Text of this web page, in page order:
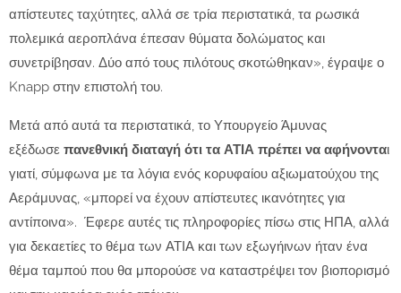
απίστευτες ταχύτητες, αλλά σε τρία περιστατικά, τα ρωσικά
πολεμικά αεροπλάνα έπεσαν θύματα δολώματος και
συνετρίβησαν. Δύο από τους πιλότους σκοτώθηκαν», έγραψε ο
Knapp στην επιστολή του.
Μετά από αυτά τα περιστατικά, το Υπουργείο Άμυνας
εξέδωσε πανεθνική διαταγή ότι τα ΑΤΙΑ πρέπει να αφήνονται
γιατί, σύμφωνα με τα λόγια ενός κορυφαίου αξιωματούχου της
Αεράμυνας, «μπορεί να έχουν απίστευτες ικανότητες για
αντίποινα». Έφερε αυτές τις πληροφορίες πίσω στις ΗΠΑ, αλλά
για δεκαετίες το θέμα των ΑΤΙΑ και των εξωγήινων ήταν ένα
θέμα ταμπού που θα μπορούσε να καταστρέψει τον βιοπορισμό